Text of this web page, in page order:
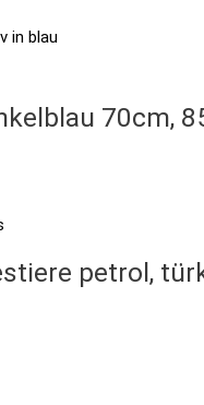
70cm,
petrol,